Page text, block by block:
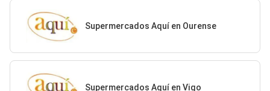
Supermercados Aquí en Ourense
Supermercados Aquí en Vigo